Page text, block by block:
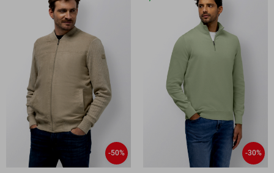
-50% -30%